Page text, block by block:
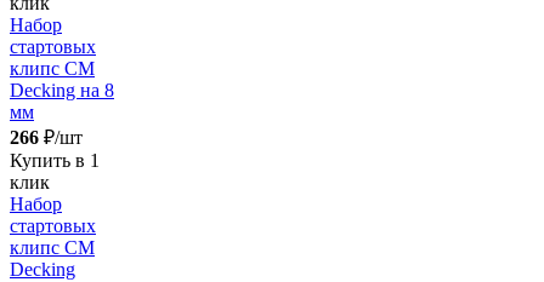
Набор
стартовых
клипс CM
Decking на 8
мм
266 ₽/шт
Купить в 1
клик
Набор
стартовых
клипс CM
Decking